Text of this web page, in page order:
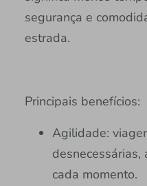
segurança e
estrada.
Principais benefícios:
Agilidade:
cada momento.